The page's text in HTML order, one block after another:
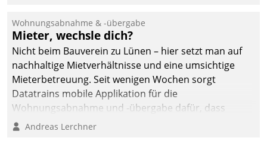
und Beschwerde-Management einen eigenen Kanal
ein.
Wohnungsabnahme & -übergabe
Mieter, wechsle dich?
Nicht beim Bauverein zu Lünen – hier setzt man auf
nachhaltige Mietverhältnisse und eine umsichtige
Mieterbetreuung. Seit wenigen Wochen sorgt
Datatrains mobile Applikation für die
Wohnungsabnahme und -übergabe dafür, dass
Mieter wohlgeordnet kommen und, so es sein muss,
Andreas Lerchner